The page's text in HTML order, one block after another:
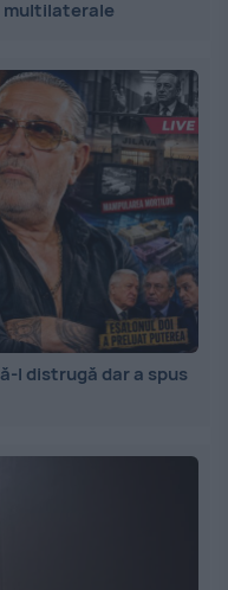
l distrugă dar a spus